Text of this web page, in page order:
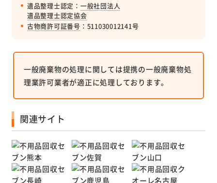
遺品整理士認定： 一般社団法人
遺品整理士認定協会
古物商許可証番号 ：511030012141号
一般廃棄物の処理に関しては提携の一般廃棄物処
理業許可業者が適正に処理しております。
関連サイト